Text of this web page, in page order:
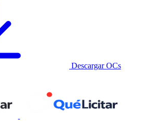
Descargar OCs